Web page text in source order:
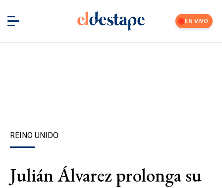
EN VIVO
REINO UNIDO
Julián Álvarez prolonga su